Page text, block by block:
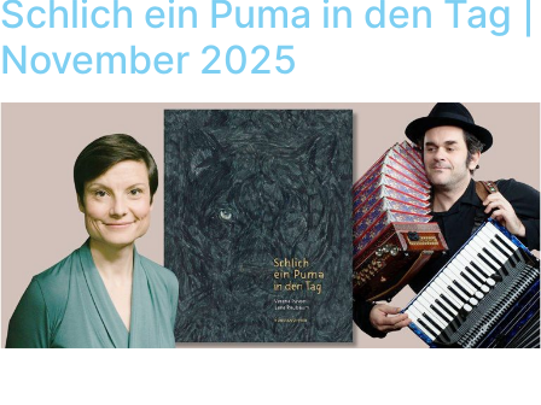
Schlich ein Puma in den Tag |
November 2025